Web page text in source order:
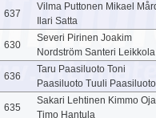
637
Vilma Puttonen Mikael
Ilari Satta
630
Severi Pirinen Joakim
Nordström Santeri Leikkola
636
Taru Paasiluoto Toni
Paasiluoto Tuuli Paasiluoto
635
Sakari Lehtinen Kimmo
Timo Hantula